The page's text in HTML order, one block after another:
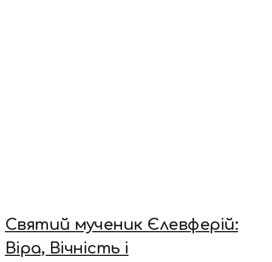
Святий мученик Єлевферій:
Віра, Вічність і